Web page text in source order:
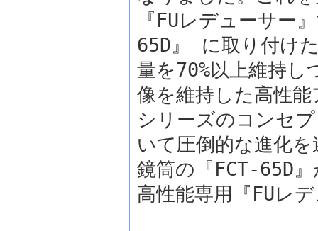
『FUレデューサー
65D』 に取り付け
量を70%以上維持
像を維持した高性
シリーズのコンセ
いて圧倒的な進化
鏡筒の『FCT-65D
高性能専用『FUレ